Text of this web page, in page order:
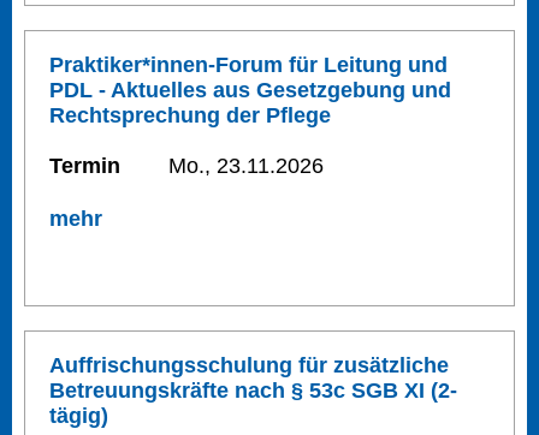
Praktiker*innen-Forum für Leitung und
PDL - Aktuelles aus Gesetzgebung und
Rechtsprechung der Pflege
Termin Mo., 23.11.2026
mehr
Auffrischungsschulung für zusätzliche
Betreuungskräfte nach § 53c SGB XI (2-
tägig)